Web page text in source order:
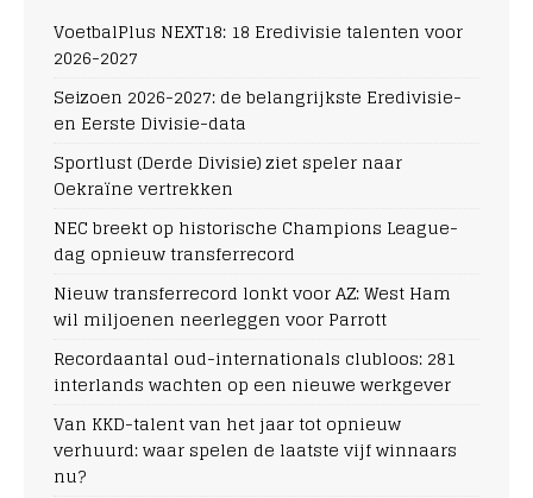
VoetbalPlus NEXT18: 18 Eredivisie talenten voor
2026-2027
Seizoen 2026-2027: de belangrijkste Eredivisie-
en Eerste Divisie-data
Sportlust (Derde Divisie) ziet speler naar
Oekraïne vertrekken
NEC breekt op historische Champions League-
dag opnieuw transferrecord
Nieuw transferrecord lonkt voor AZ: West Ham
wil miljoenen neerleggen voor Parrott
Recordaantal oud-internationals clubloos: 281
interlands wachten op een nieuwe werkgever
Van KKD-talent van het jaar tot opnieuw
verhuurd: waar spelen de laatste vijf winnaars
nu?